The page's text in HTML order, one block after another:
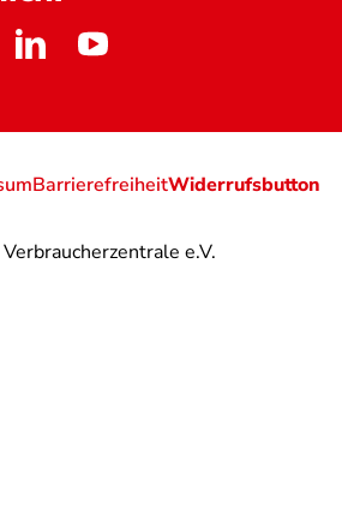
Verbraucherzentrale e.V.
BarrierefreiheitWiderrufsbutton